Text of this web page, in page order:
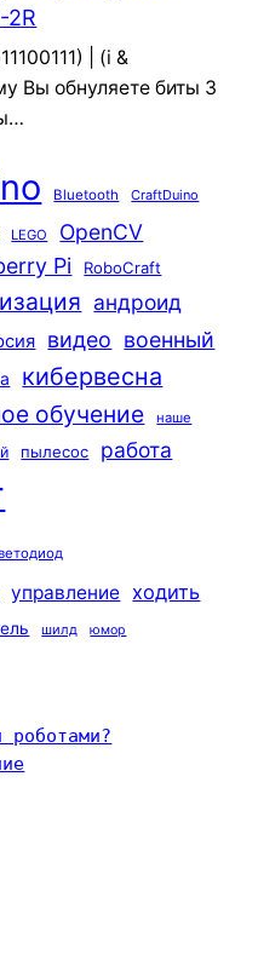
2R
| (i &
Вы обнуляете биты 3
Bluetooth CraftDuino
LEGO OpenCV
Pi RoboCraft
андроид
видео военный
кибервесна
обучение наше
пылесос работа
управление ходить
шилд юмор
роботами?